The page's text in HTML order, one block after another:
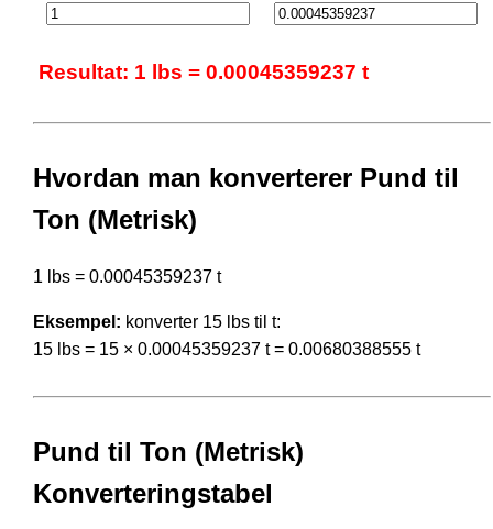
Resultat: 1 lbs = 0.00045359237 t
Hvordan man konverterer Pund til
Ton (Metrisk)
1 lbs = 0.00045359237 t
Eksempel: konverter 15 lbs til t:
15 lbs = 15 × 0.00045359237 t = 0.00680388555 t
Pund til Ton (Metrisk)
Konverteringstabel